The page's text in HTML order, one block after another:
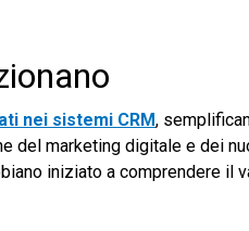
nei sistemi CRM,
del marketing digitale e dei
iniziato a comprendere il